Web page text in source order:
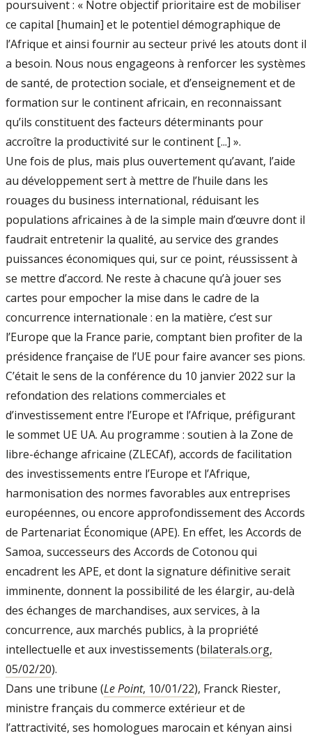
poursuivent : « Notre objectif prioritaire est de mobiliser
ce capital [humain] et le potentiel démographique de
l’Afrique et ainsi fournir au secteur privé les atouts dont il
a besoin. Nous nous engageons à renforcer les systèmes
de santé, de protection sociale, et d’enseignement et de
formation sur le continent africain, en reconnaissant
qu’ils constituent des facteurs déterminants pour
accroître la productivité sur le continent [...] ».
Une fois de plus, mais plus ouvertement qu’avant, l’aide
au développement sert à mettre de l’huile dans les
rouages du business international, réduisant les
populations africaines à de la simple main d’œuvre dont il
faudrait entretenir la qualité, au service des grandes
puissances économiques qui, sur ce point, réussissent à
se mettre d’accord. Ne reste à chacune qu’à jouer ses
cartes pour empocher la mise dans le cadre de la
concurrence internationale : en la matière, c’est sur
l’Europe que la France parie, comptant bien profiter de la
présidence française de l’UE pour faire avancer ses pions.
C’était le sens de la conférence du 10 janvier 2022 sur la
refondation des relations commerciales et
d’investissement entre l’Europe et l’Afrique, préfigurant
le sommet UE UA. Au programme : soutien à la Zone de
libre-échange africaine (ZLECAf), accords de facilitation
des investissements entre l’Europe et l’Afrique,
harmonisation des normes favorables aux entreprises
européennes, ou encore approfondissement des Accords
de Partenariat Économique (APE). En effet, les Accords de
Samoa, successeurs des Accords de Cotonou qui
encadrent les APE, et dont la signature définitive serait
imminente, donnent la possibilité de les élargir, au-delà
des échanges de marchandises, aux services, à la
concurrence, aux marchés publics, à la propriété
intellectuelle et aux investissements (bilaterals.org,
05/02/20).
Dans une tribune (Le Point, 10/01/22), Franck Riester,
ministre français du commerce extérieur et de
l’attractivité, ses homologues marocain et kényan ainsi